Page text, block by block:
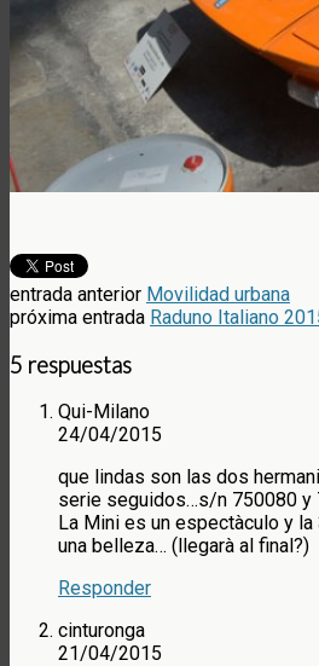
entrada anterior Movilidad urbana
próxima entrada Raduno Italiano
5 respuestas
Qui-Milano
24/04/2015
que lindas son las dos
serie seguidos…s/n 750080 y
La Mini es un espectàculo y
una belleza… (llegarà al final?)
Responder
cinturonga
21/04/2015